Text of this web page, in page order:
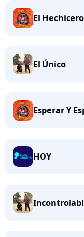
El Hechicero
El Único
Esperar Y
HOY